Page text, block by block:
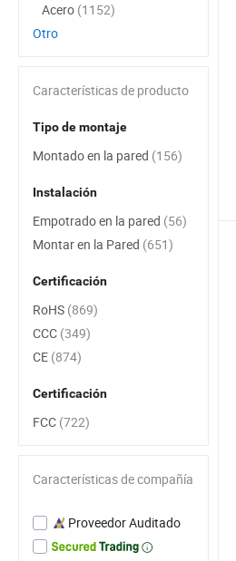
Acero (1152)
Otro
Características de producto
Tipo de montaje
Montado en la pared (156)
Instalación
Empotrado en la pared (56)
Montar en la Pared (651)
Certificación
RoHS (869)
CCC (349)
CE (874)
Certificación
FCC (722)
Características de compañía
Proveedor Auditado